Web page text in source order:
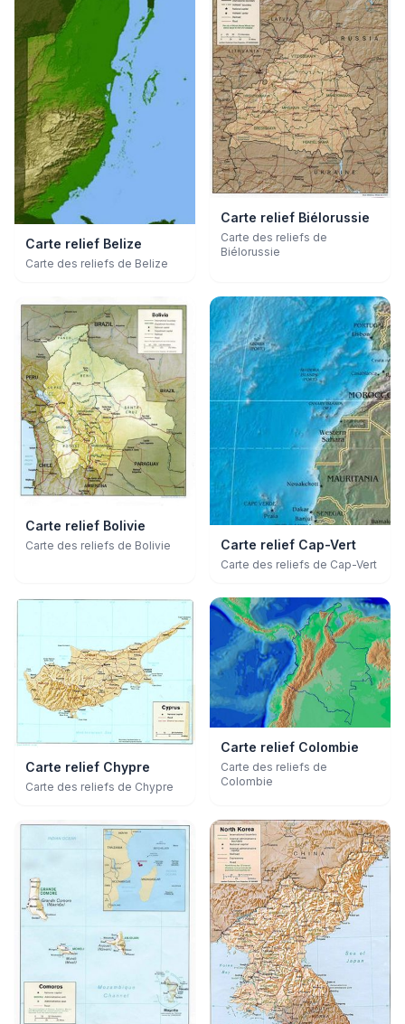
Carte relief Belize
Carte des reliefs de Belize
Carte relief Biélorussie
Carte des reliefs de
Biélorussie
Carte relief Bolivie
Carte des reliefs de Bolivie Carte relief Cap-Vert
Carte des reliefs de Cap-Vert
Carte relief Chypre
Carte des reliefs de Chypre
Carte relief Colombie
Carte des reliefs de
Colombie